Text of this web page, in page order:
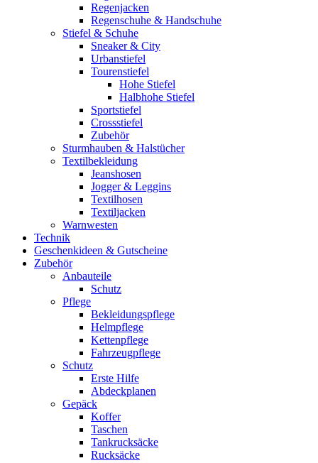
Regenjacken
Regenschuhe & Handschuhe
Stiefel & Schuhe
Sneaker & City
Urbanstiefel
Tourenstiefel
Hohe Stiefel
Halbhohe Stiefel
Sportstiefel
Crossstiefel
Zubehör
Sturmhauben & Halstücher
Textilbekleidung
Jeanshosen
Jogger & Leggins
Textilhosen
Textiljacken
Warnwesten
Technik
Geschenkideen & Gutscheine
Zubehör
Anbauteile
Schutz
Pflege
Bekleidungspflege
Helmpflege
Kettenpflege
Fahrzeugpflege
Schutz
Erste Hilfe
Abdeckplanen
Gepäck
Koffer
Taschen
Tankrucksäcke
Rucksäcke